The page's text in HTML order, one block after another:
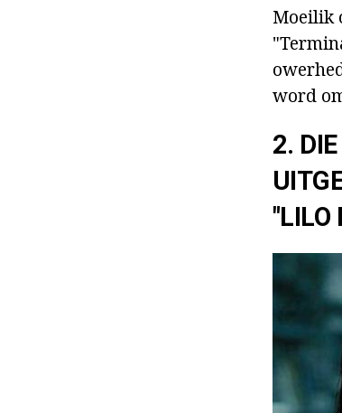
Moeilik
word
2.
"LILO